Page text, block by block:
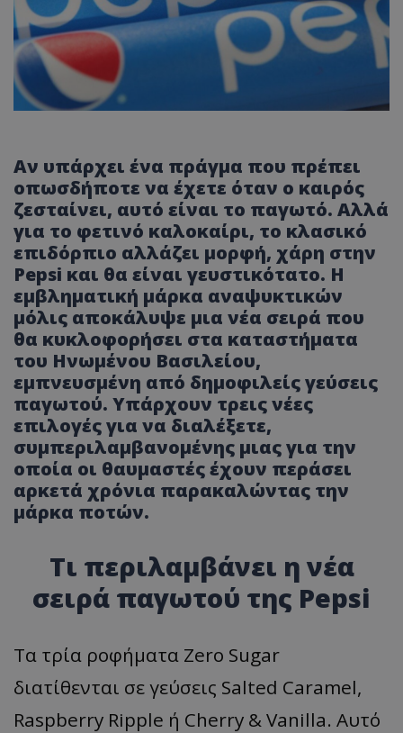
Αν υπάρχει ένα πράγμα που πρέπει
οπωσδήποτε να έχετε όταν ο καιρός
ζεσταίνει, αυτό είναι το παγωτό. Αλλά
για το φετινό καλοκαίρι, το κλασικό
επιδόρπιο αλλάζει μορφή, χάρη στην
Pepsi και θα είναι γευστικότατο. Η
εμβληματική μάρκα αναψυκτικών
μόλις αποκάλυψε μια νέα σειρά που
θα κυκλοφορήσει στα καταστήματα
του Ηνωμένου Βασιλείου,
εμπνευσμένη από δημοφιλείς γεύσεις
παγωτού. Υπάρχουν τρεις νέες
επιλογές για να διαλέξετε,
συμπεριλαμβανομένης μιας για την
οποία οι θαυμαστές έχουν περάσει
αρκετά χρόνια παρακαλώντας την
μάρκα ποτών.
Τι περιλαμβάνει η νέα
σειρά παγωτού της Pepsi
Τα τρία ροφήματα Zero Sugar
διατίθενται σε γεύσεις Salted Caramel,
Raspberry Ripple ή Cherry & Vanilla. Αυτό